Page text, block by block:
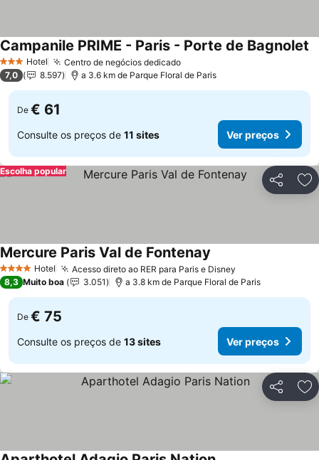
3 EstrelasHotel Centro de negócios dedicado
Campanile PRIME - Paris - Porte de Bagnolet
7,0 8.597 a 3.6 km de Parque Floral de Paris
De € 61
Consulte os preços de 11 sites Ver preços
Partilhar
Escolha popular
4 EstrelasHotel Acesso direto ao RER para Paris e Disney
Mercure Paris Val de Fontenay
8,3 Muito boa 3.051 a 3.8 km de Parque Floral de Paris
De € 75
Consulte os preços de 13 sites Ver preços
Partilhar